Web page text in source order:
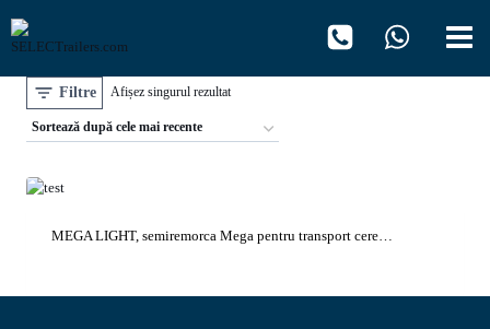
content
Filtre Afișez singurul rezultat
MEGA LIGHT, semiremorca Mega pentru transport cere…